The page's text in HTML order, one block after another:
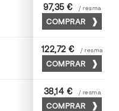
63 x 88
97,35 € / resma
COMPRAR
70 x 100
122,72 € / resma
COMPRAR
45 x 64
38,14 € / resma
COMPRAR